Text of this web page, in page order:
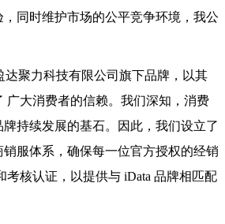
同时维护市场的公平竞争环境，我公
达聚力科技有限公司旗下品牌，以其
广大消费者的信赖。我们深知，消费
持续发展的基石。因此，我们设立了
服体系，确保每一位官方授权的经销
考核认证，以提供与 iData 品牌相匹配